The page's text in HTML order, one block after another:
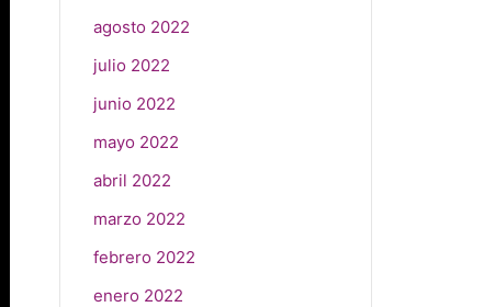
agosto 2022
julio 2022
junio 2022
mayo 2022
abril 2022
marzo 2022
febrero 2022
enero 2022